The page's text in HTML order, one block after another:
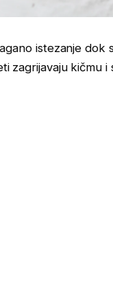
istezanje
zagrijavaju kičmu